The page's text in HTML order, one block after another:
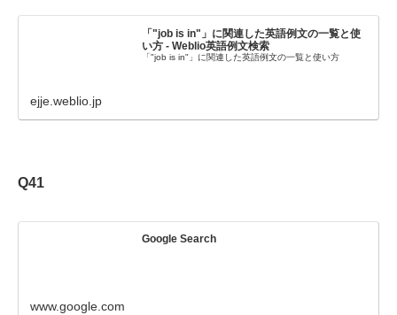
「"job is in"」に関連した英語例文の一覧と使
い方 - Weblio英語例文検索
「"job is in"」に関連した英語例文の一覧と使い方
ejje.weblio.jp
Q41
Google Search
www.google.com